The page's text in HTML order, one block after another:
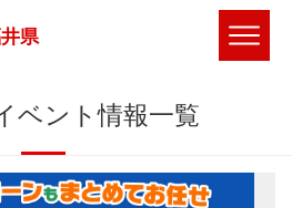
県
ベント情報一覧